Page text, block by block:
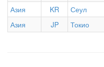
Азия
KR Сеул
Азия
JP Токио